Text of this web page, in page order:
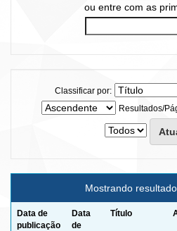
ou entre com as
Classificar por:
Resultados/
Mostrando
Data de
publicação
Data
de
Título